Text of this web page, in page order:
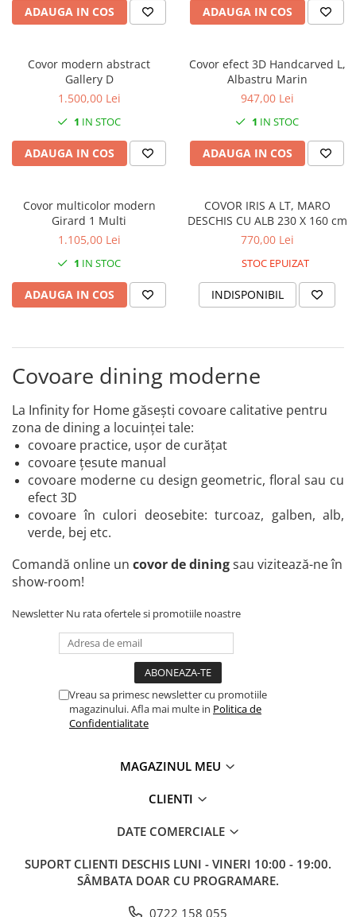
ADAUGA IN COS ADAUGA IN COS
Covor modern abstract
Gallery D
1.500,00 Lei
1 IN STOC
ADAUGA IN COS
Covor efect 3D Handcarved L,
Albastru Marin
947,00 Lei
1 IN STOC
ADAUGA IN COS
Covor multicolor modern
Girard 1 Multi
1.105,00 Lei
1 IN STOC
ADAUGA IN COS
COVOR IRIS A LT, MARO
DESCHIS CU ALB 230 X 160 cm
770,00 Lei
STOC EPUIZAT
INDISPONIBIL
Covoare dining moderne
La Infinity for Home găsești covoare calitative pentru
zona de dining a locuinței tale:
covoare practice, ușor de curățat
covoare țesute manual
covoare moderne cu design geometric, floral sau cu
efect 3D
covoare în culori deosebite: turcoaz, galben, alb,
verde, bej etc.
Comandă online un covor de diningsau vizitează-ne în
show-room!
Newsletter Nu rata ofertele si promotiile noastre
Vreau sa primesc newsletter cu promotiile
magazinului. Afla mai multe in Politica de
Confidentialitate
MAGAZINUL MEU
CLIENTI
DATE COMERCIALE
SUPORT CLIENTI DESCHIS LUNI - VINERI 10:00 - 19:00.
SÂMBATA DOAR CU PROGRAMARE.
0722 158 055